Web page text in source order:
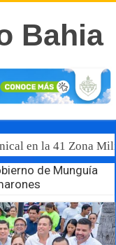
en la 41 Zona
de Munguía